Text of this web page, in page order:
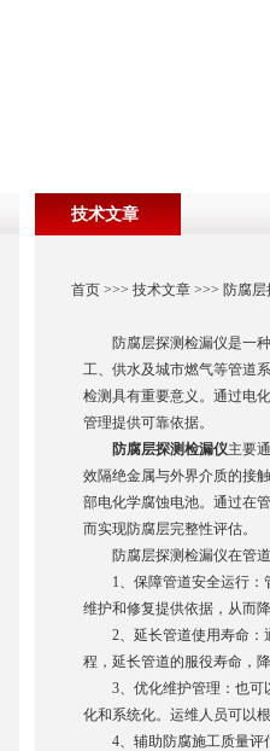
技术文章
首页>>> 技术文章>>> 防腐层
防腐层探测检漏仪是一种
工、供水及城市燃气等管道
检测具有重要意义。通过电
管理提供可靠依据。
防腐层探测检漏仪主要
效隔绝金属与外界介质的接
部电化学腐蚀电池。通过在
而实现防腐层完整性评估。
防腐层探测检漏仪在管道
1、保障管道安全运行：管
维护和修复提供依据，从而
2、延长管道使用寿命：通
程，延长管道的服役寿命，
3、优化维护管理：也可以
化和系统化。运维人员可以
4、辅助防腐施工质量评估